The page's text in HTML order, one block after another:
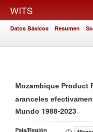
WITS
Datos Básicos Resumen
Mozambique Product
aranceles
Mundo 1988-2023
País/Región